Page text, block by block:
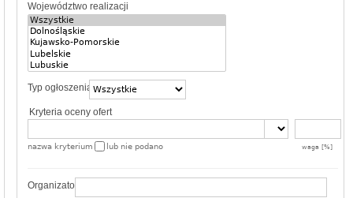
Województwo realizacji
Typ ogłoszenia
Kryteria oceny ofert
nazwa kryterium waga [%]
lub nie podano
Organizator